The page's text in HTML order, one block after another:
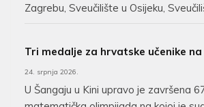
Zagrebu, Sveučilište u Osijeku,
Tri medalje za hrvatske učenike na
24. srpnja 2026.
U Šangaju u Kini upravo je završena